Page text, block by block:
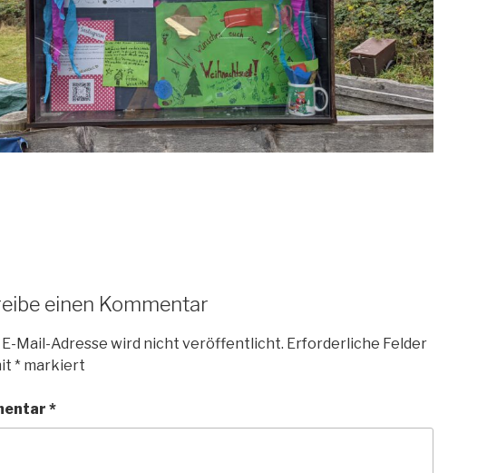
einen Kommentar
E-Mail-Adresse wird nicht veröffentlicht. Erforderliche Felder
* markiert
*